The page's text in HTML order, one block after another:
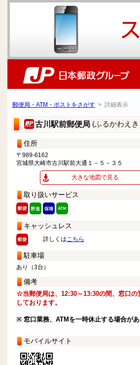
郵便局・ATM・ポストをさがす > 詳細表示
古川駅前郵便局 (ふるかわえ
住所
〒989-6162
宮城県大崎市古川駅前大通１－５－３５
大きな地図で見る
取り扱いサービス
キャッシュレス
詳しくはこちら
駐車場
あり（3台）
備考
☆当郵便局は、12:30～13:30の間、窓口の
しております。
※ 窓口業務、ATMを一時休止する場合があ
モバイルサイト